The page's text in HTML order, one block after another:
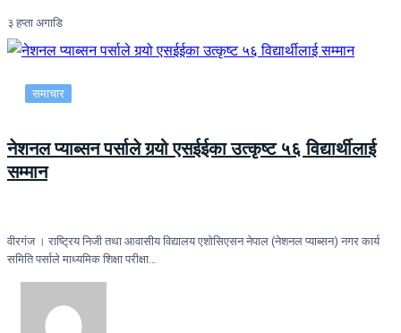
३ हप्ता अगाडि
समाचार
नेशनल प्याब्सन पर्साले गर्‍यो एसईईका उत्कृष्ट ५६ विद्यार्थीलाई
सम्मान
वीरगंज । राष्ट्रिय निजी तथा आवासीय विद्यालय एशोसिएसन नेपाल (नेशनल प्याब्सन) नगर कार्य
समिति पर्साले माध्यमिक शिक्षा परीक्षा…